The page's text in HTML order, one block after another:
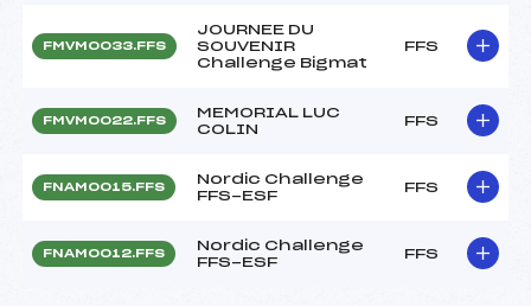
FMVM0033.FFS
JOURNEE DU
SOUVENIR
Challenge Bigmat
FFS
FMVM0022.FFS
MEMORIAL LUC
COLIN
FFS
FNAM0015.FFS
Nordic Challenge
FFS-ESF
FFS
FNAM0012.FFS
Nordic Challenge
FFS-ESF
FFS